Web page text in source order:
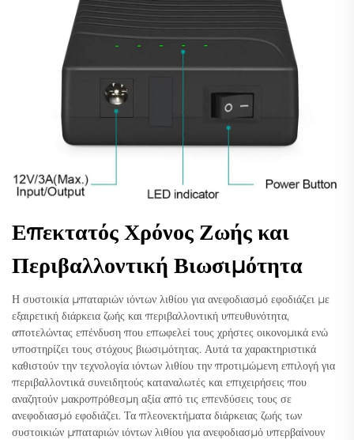
Επεκτατός Χρόνος Ζωής και
Περιβαλλοντική Βιωσιμότητα
Η συστοικία μπαταριών ιόντων λιθίου για ανεφοδιασμό εφοδιάζει με
εξαιρετική διάρκεια ζωής και περιβαλλοντική υπευθυνότητα,
αποτελώντας επένδυση που επωφελεί τους χρήστες οικονομικά ενώ
υποστηρίζει τους στόχους βιωσιμότητας. Αυτά τα χαρακτηριστικά
καθιστούν την τεχνολογία ιόντων λιθίου την προτιμώμενη επιλογή για
περιβαλλοντικά συνειδητούς καταναλωτές και επιχειρήσεις που
αναζητούν μακροπρόθεσμη αξία από τις επενδύσεις τους σε
ανεφοδιασμό εφοδιάζει. Τα πλεονεκτήματα διάρκειας ζωής των
συστοικιών μπαταριών ιόντων λιθίου για ανεφοδιασμό υπερβαίνουν